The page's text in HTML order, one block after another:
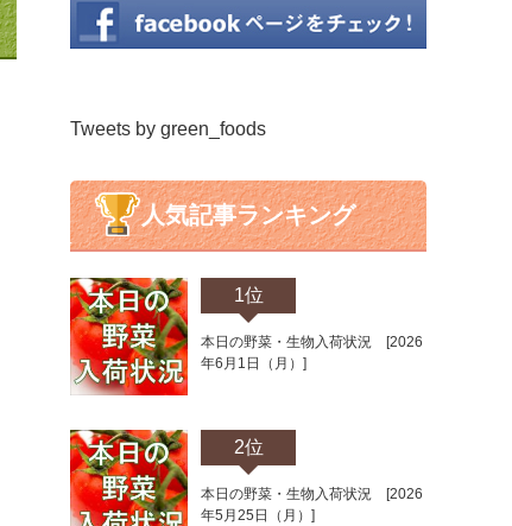
Tweets by green_foods
人気記事ランキング
1位
本日の野菜・生物入荷状況 [2026
年6月1日（月）]
2位
本日の野菜・生物入荷状況 [2026
年5月25日（月）]